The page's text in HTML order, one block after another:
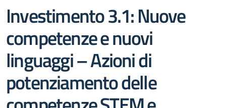
Investimento 3.1: Nuove
competenze e nuovi
linguaggi – Azioni di
potenziamento delle